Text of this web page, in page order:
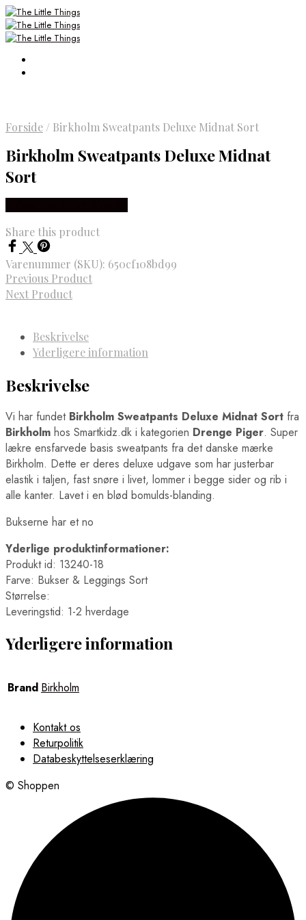
Forside / Birkholm Sweatpants Deluxe Midnat Sort
Birkholm Sweatpants Deluxe Midnat
Sort
Share this product
Varenummer (SKU): 650cf108bd99
Previous Product
Next Product
Beskrivelse
Yderligere information
Beskrivelse
Vi har fundet Birkholm Sweatpants Deluxe Midnat Sort fra
Birkholm hos Smartkidz.dk i kategorien Drenge Piger. Super
lækre ensfarvede basis sweatpants fra det danske mærke
Birkholm. Dette er deres deluxe udgave som har justerbar
elastik i taljen, fast snøre i livet, lommer i begge sider og rib i
alle kanter. Lavet i en blød bomulds-blanding.
Bukserne har et no
Yderlige produktinformationer:
Produkt id: 13240-18
Farve: Bukser & Leggings Sort
Størrelse:
Leveringstid: 1-2 hverdage
Yderligere information
Brand Birkholm
Kontakt os
Returpolitik
Databeskyttelseserklæring
© Shoppen